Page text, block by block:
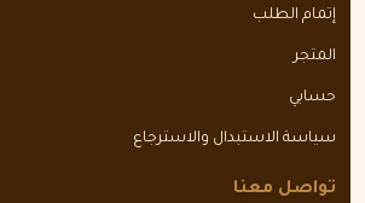
إتمام الطلب
المتجر
حسابي
سياسة الاستبدال والاسترجاع
تواصل معنا